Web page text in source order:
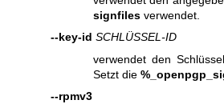
signfiles verwendet.
--key-id SCHLÜSSEL-ID
verwendet den
Setzt die
--rpmv3